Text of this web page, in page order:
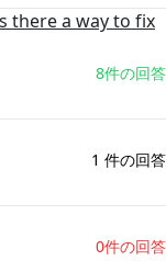
there a way to fix
8件の回答
1 件の回答
0件の回答